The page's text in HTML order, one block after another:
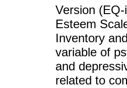
Version
Esteem
Inventory
variable of
and
related to